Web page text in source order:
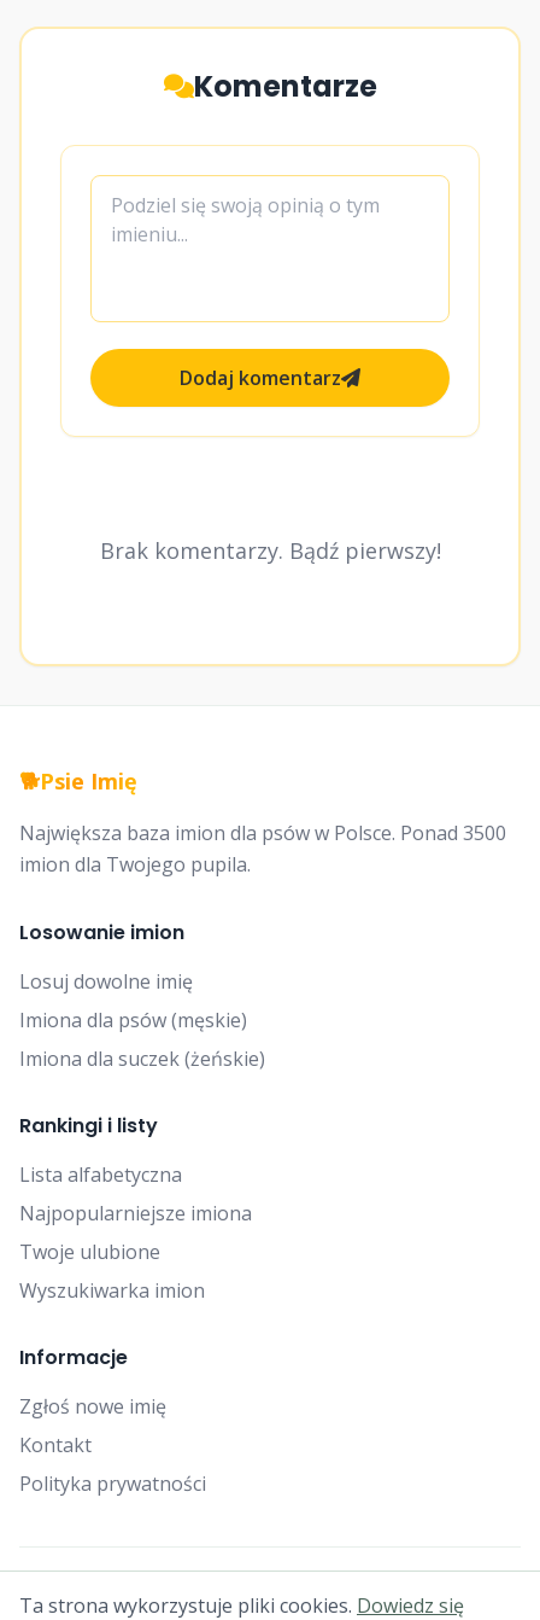
Komentarze
Dodaj komentarz
Brak komentarzy. Bądź pierwszy!
🐕Psie Imię
Największa baza imion dla psów w Polsce. Ponad 3500
imion dla Twojego pupila.
Losowanie imion
Losuj dowolne imię
Imiona dla psów (męskie)
Imiona dla suczek (żeńskie)
Rankingi i listy
Lista alfabetyczna
Najpopularniejsze imiona
Twoje ulubione
Wyszukiwarka imion
Informacje
Zgłoś nowe imię
Kontakt
Polityka prywatności
© 2025 Falcon Bytes. Wszelkie prawa zastrzeżone.
Ta strona wykorzystuje pliki cookies. Dowiedz się